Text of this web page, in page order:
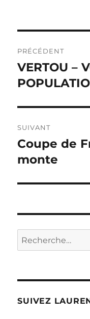
de
l’article
PRÉCÉDENT
Publication
précédente :
VERTOU –
SUIVANT
Publication
suivante :
Coupe de
monte
Recherche
pour :
SUIVEZ